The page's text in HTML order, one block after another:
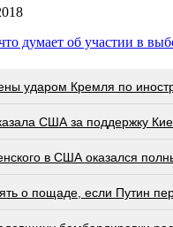
думает об участии в
ударом Кремля по
США за поддержку
в США оказался
о пощаде, если Путин